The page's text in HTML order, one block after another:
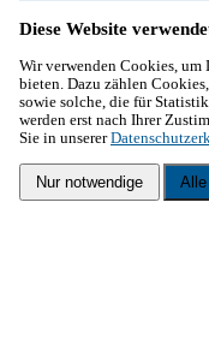
Diese Website
Wir verwenden Cookies, um
bieten. Dazu zählen
sowie solche, die für
werden erst nach Ihrer
Sie in unserer
Nur notwendige